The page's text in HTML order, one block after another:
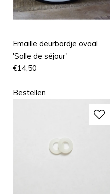
Emaille deurbordje ovaal
'Salle de séjour'
€14,50
Bestellen